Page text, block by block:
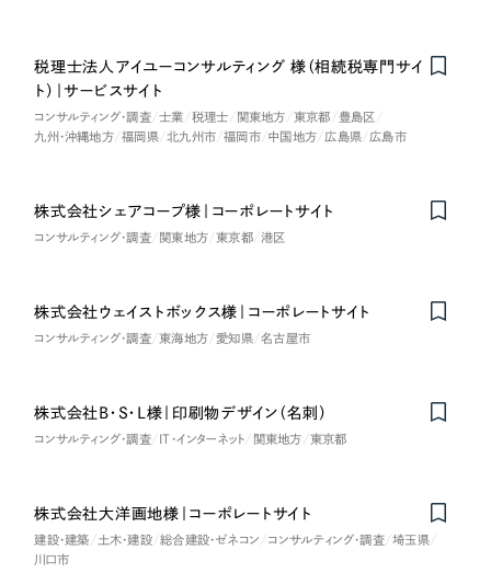
税理士法人アイユーコンサルティング 様（相続税専門サイ
ト）｜サービスサイト
コンサルティング・調査 士業 税理士 関東地方 東京都
豊島区
九州・沖縄地方
福岡県 北九州市 福岡市 中国地方 広島県 広島市
Nominee
株式会社シェアコープ様｜コーポレートサイト
コンサルティング・調査 関東地方 東京都 港区
Nominee
株式会社ウェイストボックス様｜コーポレートサイト
コンサルティング・調査 東海地方 愛知県 名古屋市
株式会社B・S・L様｜印刷物デザイン（名刺）
コンサルティング・調査 IT・インターネット 関東地方 東京都
株式会社大洋画地様｜コーポレートサイト
建設・建築 土木・建設 総合建設・ゼネコン コンサルティング・調査
埼玉県
川口市